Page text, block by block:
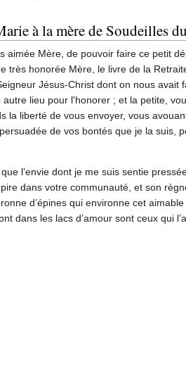
à la mère de Soudeilles
aimée Mère, de pouvoir faire ce petit
très honorée Mère, le livre de la
Jésus-Christ dont on nous avait
lieu pour l'honorer ; et la petite,
la liberté de vous envoyer, vous
de vos bontés que je la suis,
l’envie dont je me suis sentie
dans votre communauté, et son
d’épines qui environne cet
dans les lacs d’amour sont ceux qui